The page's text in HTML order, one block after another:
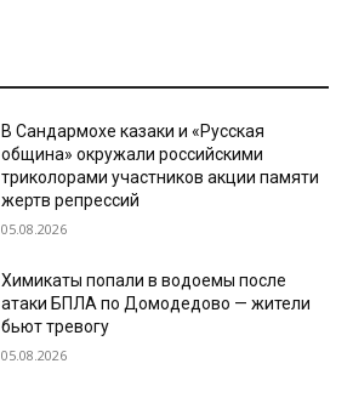
В Сандармохе казаки и «Русская
община» окружали российскими
триколорами участников акции памяти
жертв репрессий
05.08.2026
Химикаты попали в водоемы после
атаки БПЛА по Домодедово — жители
бьют тревогу
05.08.2026